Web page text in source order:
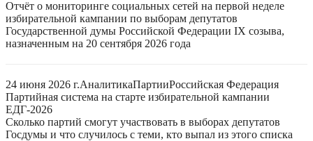
Отчёт о мониторинге социальных сетей на первой неделе
избирательной кампании по выборам депутатов
Государственной думы Российской Федерации IX созыва,
назначенным на 20 сентября 2026 года
24 июня 2026 г.АналитикаПартииРоссийская Федерация
Партийная система на старте избирательной кампании
ЕДГ-2026
Сколько партий смогут участвовать в выборах депутатов
Госдумы и что случилось с теми, кто выпал из этого списка